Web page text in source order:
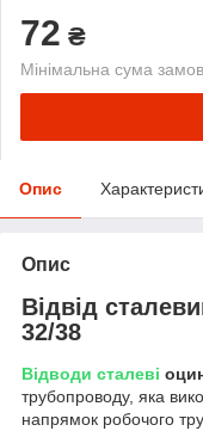
72 ₴
Мінімальна сума
Опис
Опис
Відвід
32/38
Відводи сталеві
трубопроводу, яка
напрямок робочого